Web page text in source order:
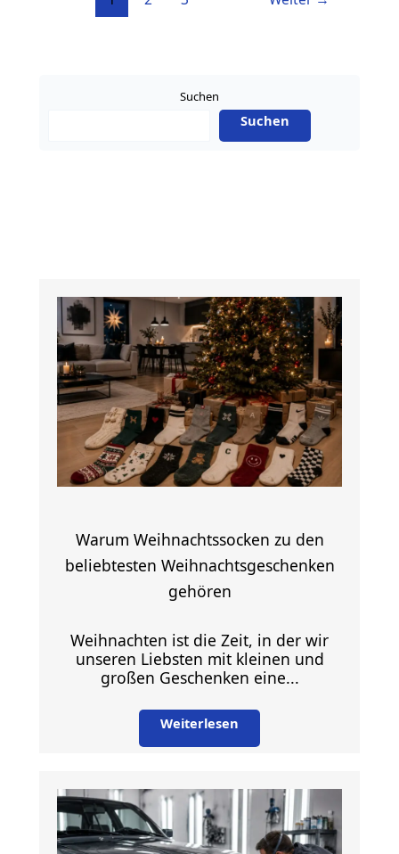
Suchen
Suchen
Warum Weihnachtssocken zu den
beliebtesten Weihnachtsgeschenken
gehören
Weihnachten ist die Zeit, in der wir
unseren Liebsten mit kleinen und
großen Geschenken eine...
Weiterlesen